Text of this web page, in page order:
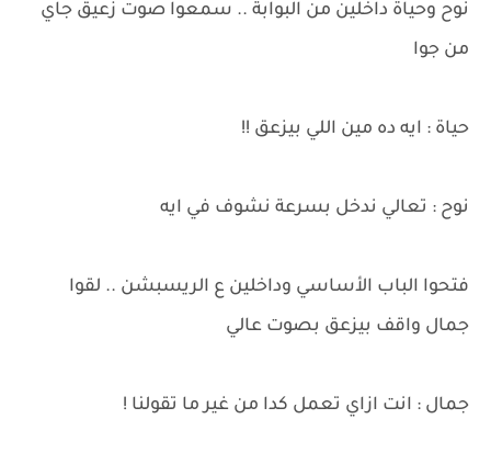
نوح وحياة داخلين من البوابة .. سمعوا صوت زعيق جاي
من جوا
حياة : ايه ده مين اللي بيزعق !!
نوح : تعالي ندخل بسرعة نشوف في ايه
فتحوا الباب الأساسي وداخلين ع الريسبشن .. لقوا
جمال واقف بيزعق بصوت عالي
جمال : انت ازاي تعمل كدا من غير ما تقولنا !